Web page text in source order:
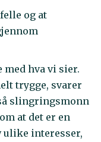
og at
hva vi sier.
trygge, svarer
slingringsmonn
at det er en
ulike interesser,